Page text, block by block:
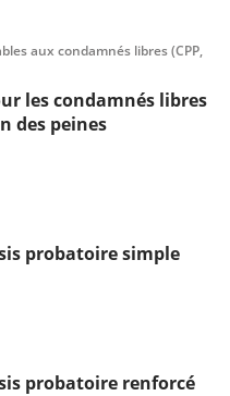
aux condamnés libres (CPP,
les condamnés libres
des peines
probatoire simple
probatoire renforcé